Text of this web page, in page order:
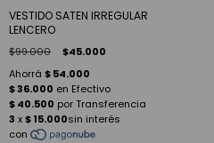
VESTIDO SATEN IRREGULAR
LENCERO
$99.000 $45.000